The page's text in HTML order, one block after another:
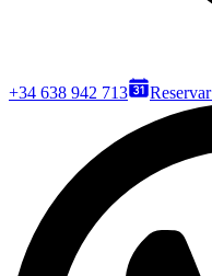
+34 638 942 713